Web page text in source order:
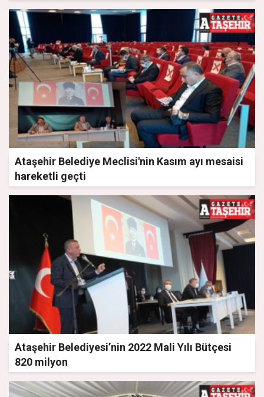
Ataşehir Belediye Meclisi'nin Kasım ayı mesaisi
hareketli geçti
Ataşehir Belediyesi’nin 2022 Mali Yılı Bütçesi
820 milyon